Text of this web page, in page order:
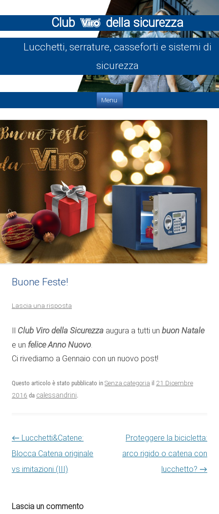
Club della sicurezza
Lucchetti, serrature, casseforti e sistemi di
sicurezza
Menu
Buone Feste!
Lascia una risposta
Il Club Viro della Sicurezza augura a tutti un buon Natale
e un felice Anno Nuovo.
Ci rivediamo a Gennaio con un nuovo post!
Questo articolo è stato pubblicato in Senza categoria il 21 Dicembre
2016 da calessandrini.
Navigazione articolo
← Lucchetti&Catene:
Blocca Catena originale
vs imitazioni (III)
Proteggere la bicicletta:
arco rigido o catena con
lucchetto? →
Lascia un commento